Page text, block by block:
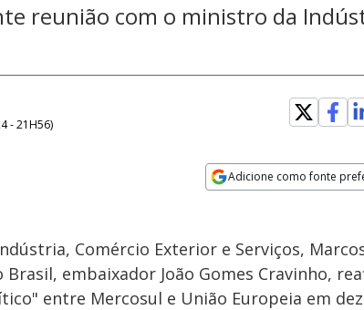
reunião com o ministro da
- 21H56)
Adicione como fonte
Comércio Exterior e Serviços,
Brasil, embaixador João Gomes Cravinho,
entre Mercosul e União Europeia em